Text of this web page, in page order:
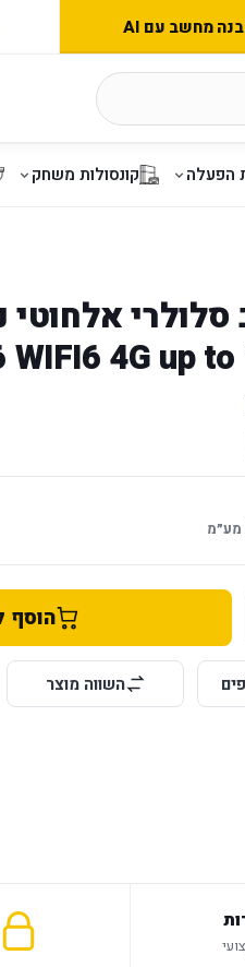
בנה מחשב עם AI
הפעלה קונסולות משחק
WIFI6 4G up
מע״מ
הוסף
השווה מוצר